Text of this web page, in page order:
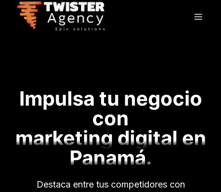
Saltar
contenido
Impulsa tu negocio
con
marketing digital en
Panamá.
Destaca entre tus competidores con